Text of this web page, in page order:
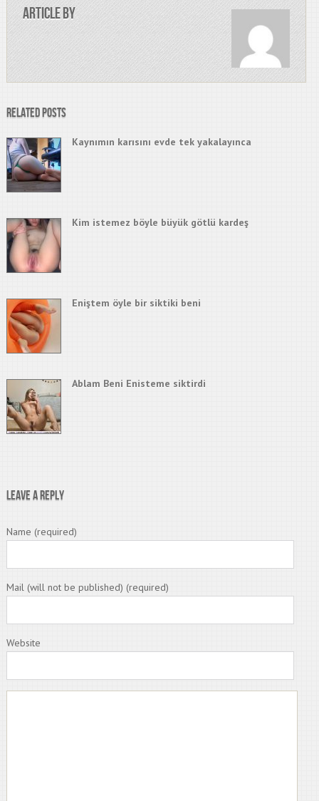
Article by
Related Posts
Kaynımın karısını evde tek yakalayınca
Kim istemez böyle büyük götlü kardeş
Eniştem öyle bir siktiki beni
Ablam Beni Enisteme siktirdi
Leave a Reply
Name (required)
Mail (will not be published) (required)
Website